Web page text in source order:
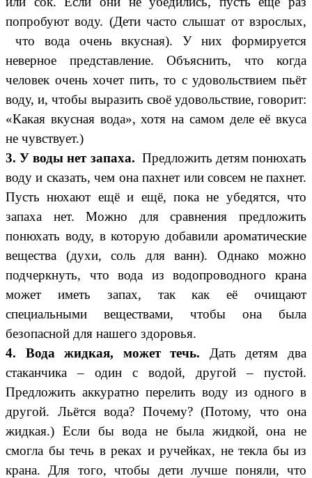
попробуют воду. (Дети часто слышат от взрослых,
что вода очень вкусная). У них формируется
неверное представление. Объяснить, что когда
человек очень хочет пить, то с удовольствием пьёт
воду, и, чтобы выразить своё удовольствие, говорит:
«Какая вкусная вода», хотя на самом деле её вкуса
не чувствует.)
3. У воды нет запаха. Предложить детям понюхать
воду и сказать, чем она пахнет или совсем не пахнет.
Пусть нюхают ещё и ещё, пока не убедятся, что
запаха нет. Можно для сравнения предложить
понюхать воду, в которую добавили ароматические
вещества (духи, соль для ванн). Однако можно
подчеркнуть, что вода из водопроводного крана
может иметь запах, так как её очищают
специальными веществами, чтобы она была
безопасной для нашего здоровья.
4. Вода жидкая, может течь.
Дать детям два
стаканчика – один с водой, другой – пустой.
Предложить аккуратно перелить воду из одного в
другой. Льётся вода? Почему? (Потому, что она
жидкая.) Если бы вода не была жидкой, она не
смогла бы течь в реках и ручейках, не текла бы из
крана. Для того, чтобы дети лучше поняли, что